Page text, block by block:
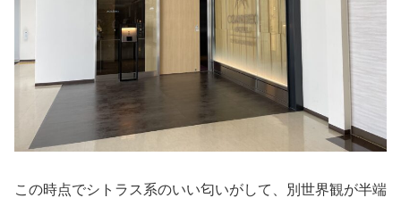
この時点でシトラス系のいい匂いがして、別世界観が半端